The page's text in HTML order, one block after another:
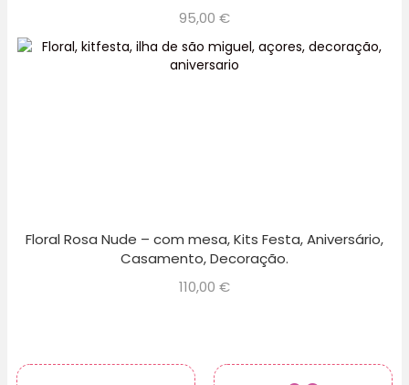
95,00 €
Floral Rosa Nude – com mesa, Kits Festa, Aniversário,
Casamento, Decoração.
110,00 €